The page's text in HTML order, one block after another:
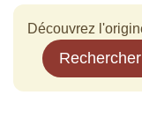
Découvrez